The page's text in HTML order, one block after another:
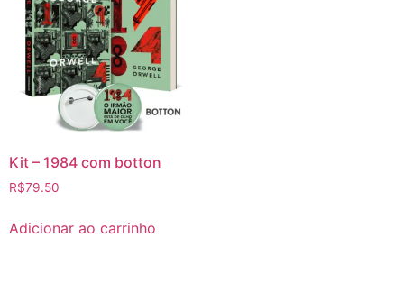
Kit – 1984 com botton
R$79.50
Adicionar ao carrinho